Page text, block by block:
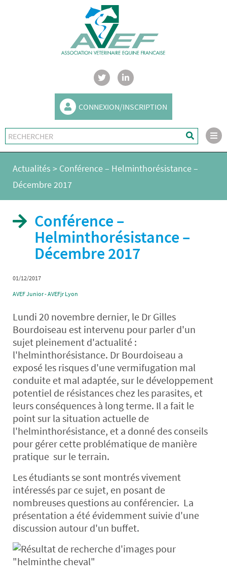
CONNEXION/INSCRIPTION
Actualités > Conférence – Helminthorésistance –
Décembre 2017
Conférence –
Helminthorésistance –
Décembre 2017
01/12/2017
AVEF Junior - AVEFjr Lyon
Lundi 20 novembre dernier, le Dr Gilles
Bourdoiseau est intervenu pour parler d'un
sujet pleinement d'actualité :
l'helminthorésistance. Dr Bourdoiseau a
exposé les risques d'une vermifugation mal
conduite et mal adaptée, sur le développement
potentiel de résistances chez les parasites, et
leurs conséquences à long terme. Il a fait le
point sur la situation actuelle de
l'helminthorésistance, et a donné des conseils
pour gérer cette problématique de manière
pratique sur le terrain.
Les étudiants se sont montrés vivement
intéressés par ce sujet, en posant de
nombreuses questions au conférencier. La
présentation a été évidemment suivie d'une
discussion autour d'un buffet.